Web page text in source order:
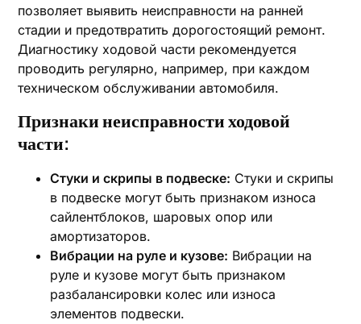
позволяет выявить неисправности на ранней
стадии и предотвратить дорогостоящий ремонт.
Диагностику ходовой части рекомендуется
проводить регулярно, например, при каждом
техническом обслуживании автомобиля.
Признаки неисправности ходовой
части:
Стуки и скрипы в подвеске: Стуки и скрипы
в подвеске могут быть признаком износа
сайлентблоков, шаровых опор или
амортизаторов.
Вибрации на руле и кузове: Вибрации на
руле и кузове могут быть признаком
разбалансировки колес или износа
элементов подвески.